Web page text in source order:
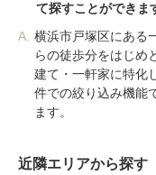
て探すことができま
A. 横浜市戸塚区にある
らの徒歩分をはじめ
建て・一軒家に特化
件での絞り込み機能
ます。
近隣エリアから探す